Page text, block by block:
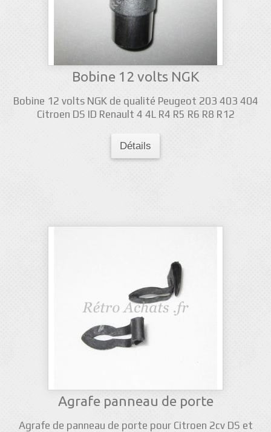
Bobine 12 volts NGK
Bobine 12 volts NGK de qualité Peugeot 203 403 404
Citroen DS ID Renault 4 4L R4 R5 R6 R8 R12
Détails
Agrafe panneau de porte
Agrafe de panneau de porte pour Citroen 2cv DS et